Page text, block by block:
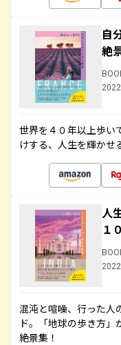
自
絶
世界を４０年以上歩い
けする、人生を輝かせ
人
１
混沌と喧噪、行った人
ド。「地球の歩き方
絶景集！